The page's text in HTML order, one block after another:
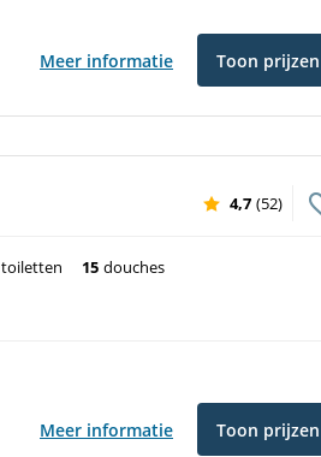
Meer informatie Toon prijzen
4,7 (52)
toiletten 15 douches
Meer informatie Toon prijzen